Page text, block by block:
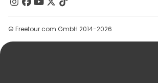
Gruppi
Aiuto
© Freetour.com GmbH 2014-2026